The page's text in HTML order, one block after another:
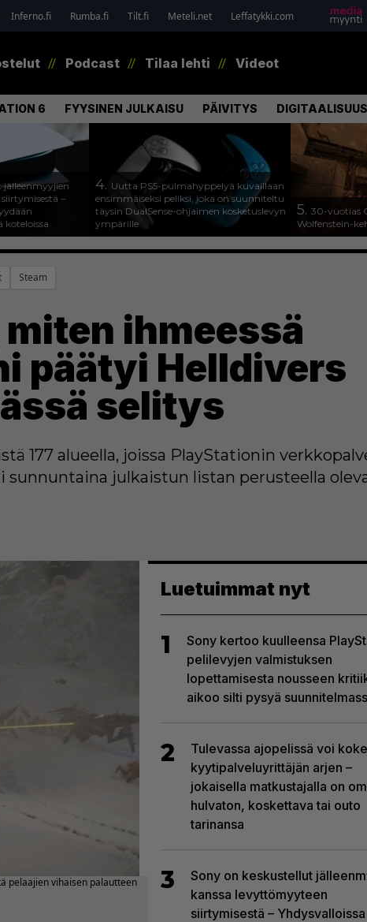
Inferno.fi Rumba.fi Tilt.fi Meteli.net Leffatykki.com
Podcast Tilaa lehti Videot
6 FYYSINEN JULKAISU PÄIVITYS DIGITAALISUUS
jälleenmyyjien
–
koteloissa
4. Uutta PS5-pulmahyppelyä kuvaillaan
ensimmäiseksi peliksi, joka on suunniteltu
täysin DualSense-ohjaimen kosketuslevyn
ympärille
5. 30-vuotias
Wolfenstein-
Steam
ihmeessä
päätyi Helldivers
selitys
177 alueella, joissa PlayStationin
julkaistun listan perusteella
pelaajien vihaisen palautteen
Luetuimmat nyt
1
Sony kertoo kuulleensa
pelilevyjen valmistuksen
lopettamisesta nousseen
aikoo silti pysyä
2
Tulevassa ajopelissä voi
kyytipalveluyrittäjän arjen –
jokaisella matkustajalla on
hulvaton, koskettava tai outo
tarinansa
3
Sony on keskustellut
kanssa levyttömyyteen
siirtymisestä – Yhdysvalloissa